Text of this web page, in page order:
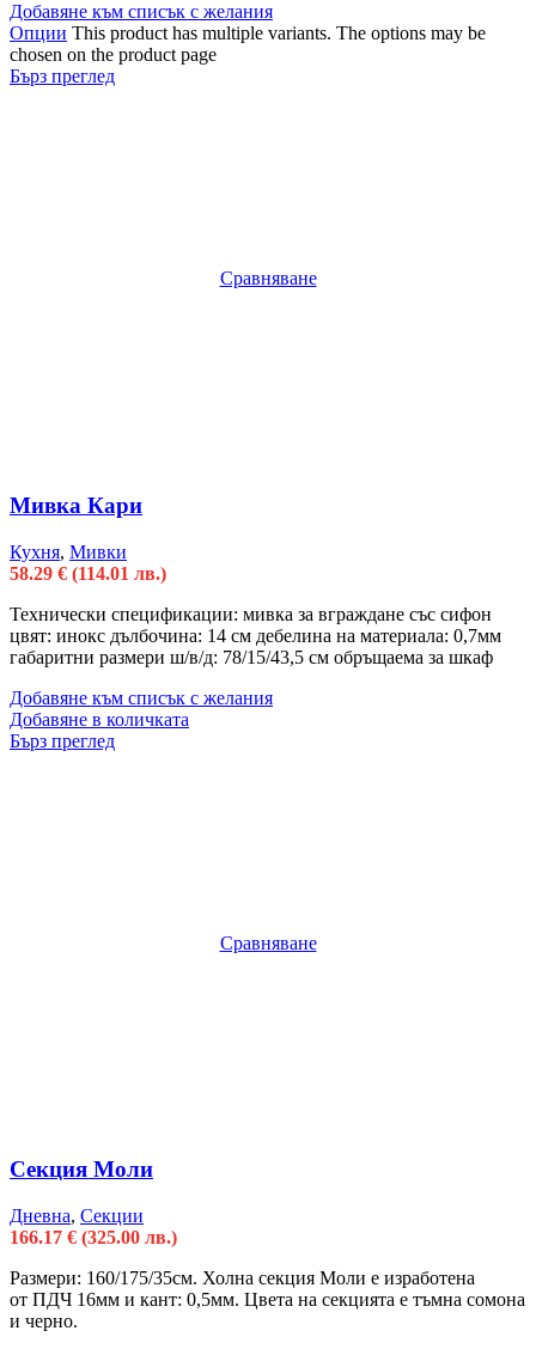
Добавяне към списък с желания
Опции This product has multiple variants. The options may be
chosen on the product page
Бърз преглед
Сравняване
Мивка Кари
Кухня, Мивки
58.29 € (114.01 лв.)
Технически спецификации: мивка за вграждане със сифон
цвят: инокс дълбочина: 14 см дебелина на материала: 0,7мм
габаритни размери ш/в/д: 78/15/43,5 см обръщаема за шкаф
Добавяне към списък с желания
Добавяне в количката
Бърз преглед
Сравняване
Секция Моли
Дневна, Секции
166.17 € (325.00 лв.)
Размери: 160/175/35см. Холна секция Моли е изработена
от ПДЧ 16мм и кант: 0,5мм. Цвета на секцията е тъмна сомона
и черно.